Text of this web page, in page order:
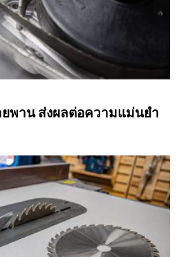
ยพาน ส่งผลต่อความแม่นยำ